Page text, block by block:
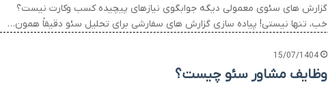
گزارش های سئوی معمولی دیگه جوابگوی نیازهای پیچیده کسب وکارت نیست؟
خب، تنها نیستی! پیاده سازی گزارش های سفارشی برای تحلیل سئو دقیقاً همون…
15/07/1404
وظایف مشاور سئو چیست؟